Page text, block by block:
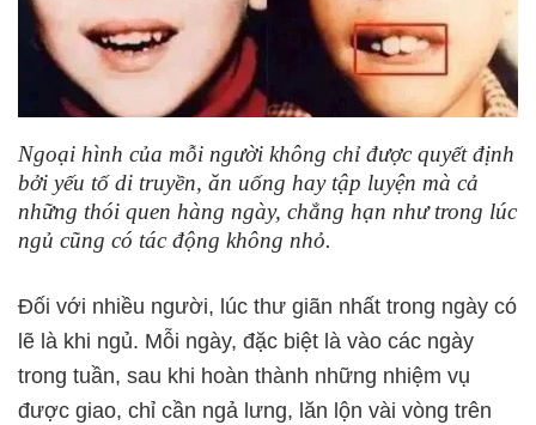
Ngoại hình của mỗi người không chỉ được quyết định
bởi yếu tố di truyền, ăn uống hay tập luyện mà cả
những thói quen hàng ngày, chẳng hạn như trong lúc
ngủ cũng có tác động không nhỏ.
Đối với nhiều người, lúc thư giãn nhất trong ngày có
lẽ là khi ngủ. Mỗi ngày, đặc biệt là vào các ngày
trong tuần, sau khi hoàn thành những nhiệm vụ
được giao, chỉ cần ngả lưng, lăn lộn vài vòng trên